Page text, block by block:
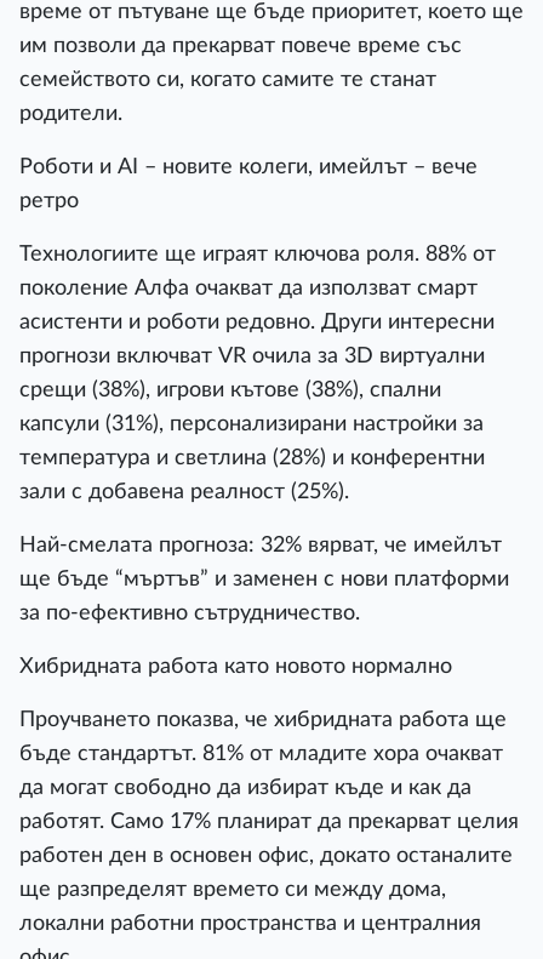
време от пътуване ще бъде приоритет, което ще
им позволи да прекарват повече време със
семейството си, когато самите те станат
родители.
Роботи и AI – новите колеги, имейлът – вече
ретро
Технологиите ще играят ключова роля. 88% от
поколение Алфа очакват да използват смарт
асистенти и роботи редовно. Други интересни
прогнози включват VR очила за 3D виртуални
срещи (38%), игрови кътове (38%), спални
капсули (31%), персонализирани настройки за
температура и светлина (28%) и конферентни
зали с добавена реалност (25%).
Най-смелата прогноза: 32% вярват, че имейлът
ще бъде “мъртъв” и заменен с нови платформи
за по-ефективно сътрудничество.
Хибридната работа като новото нормално
Проучването показва, че хибридната работа ще
бъде стандартът. 81% от младите хора очакват
да могат свободно да избират къде и как да
работят. Само 17% планират да прекарват целия
работен ден в основен офис, докато останалите
ще разпределят времето си между дома,
локални работни пространства и централния